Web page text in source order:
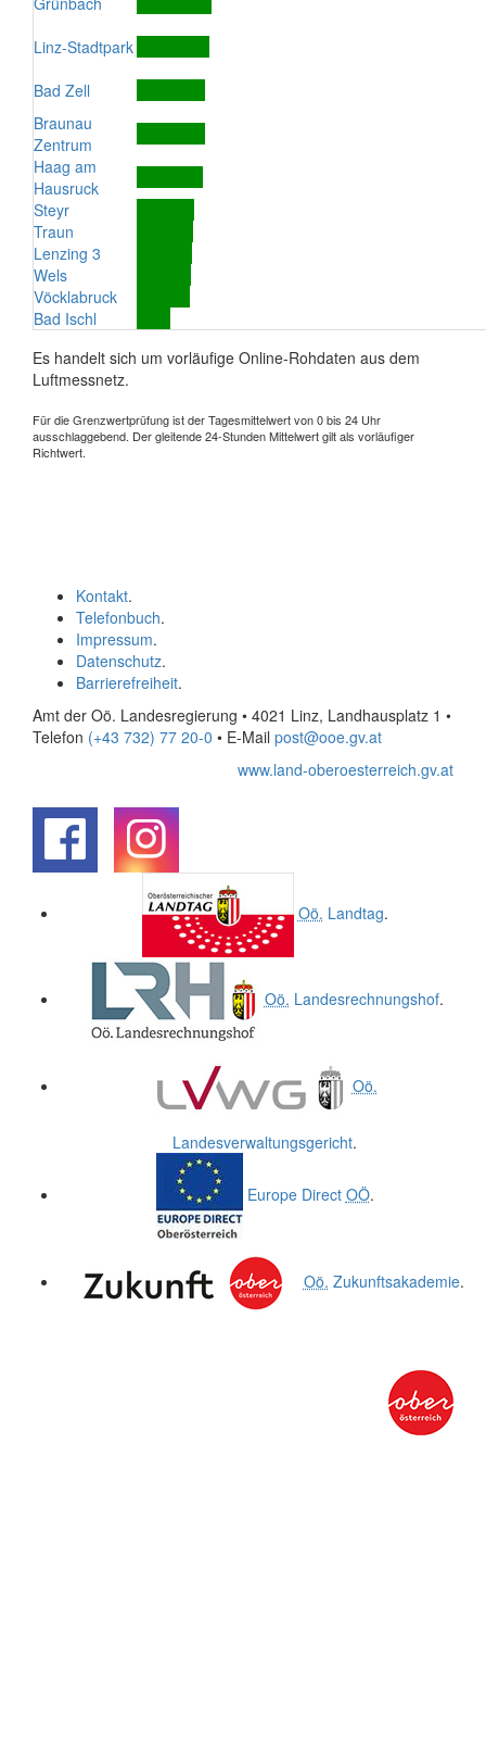
Linz-Stadtpark
Bad Zell
Braunau
Zentrum
Haag am
Hausruck
Steyr
Traun
Lenzing 3
Wels
Vöcklabruck
Bad Ischl
Es handelt sich um vorläufige Online-Rohdaten aus dem
Luftmessnetz.
Für die Grenzwertprüfung ist der Tagesmittelwert von 0 bis 24 Uhr
ausschlaggebend. Der gleitende 24-Stunden Mittelwert gilt als vorläufiger
Richtwert.
Kontakt.
Telefonbuch.
Impressum.
Datenschutz.
Barrierefreiheit.
Amt der Oö. Landesregierung • 4021 Linz, Landhausplatz 1 •
Telefon (+43 732) 77 20-0 • E-Mail post@ooe.gv.at
www.land-oberoesterreich.gv.at
Oö. Landtag.
Oö. Landesrechnungshof.
Oö.
Landesverwaltungsgericht.
Europe Direct OÖ.
Oö. Zukunftsakademie.